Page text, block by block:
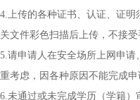
4.上传的各种证书、认证、证
关文件彩色扫描后上传，不接
5.请申请人在安全场所上网申
重考虑，因各种原因不能完成
6.未通过或未完成学历（学籍